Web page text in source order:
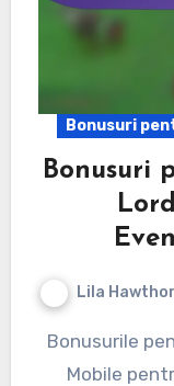
Bonusuri
Bonusuri
Lila
Bonusurile pentru Pachetele Lunare din Lords
Mobile